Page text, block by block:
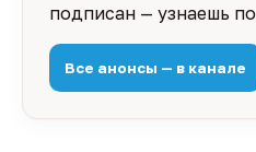
подписан — узнаешь
Все анонсы — в канале